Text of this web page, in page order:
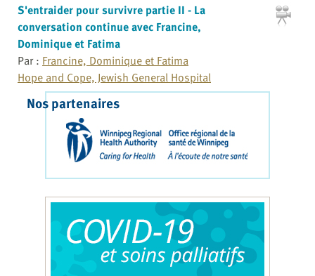
S'entraider pour survivre partie II - La
conversation continue avec Francine,
Dominique et Fatima
Par : Francine, Dominique et Fatima
Hope and Cope, Jewish General Hospital
Nos partenaires